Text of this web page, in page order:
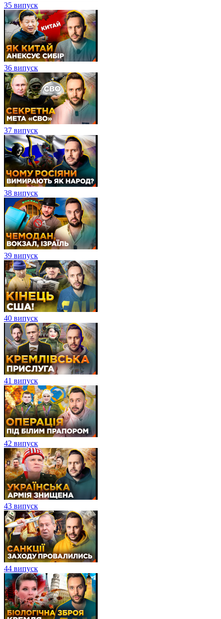
35 випуск
36 випуск
37 випуск
38 випуск
39 випуск
40 випуск
41 випуск
42 випуск
43 випуск
44 випуск